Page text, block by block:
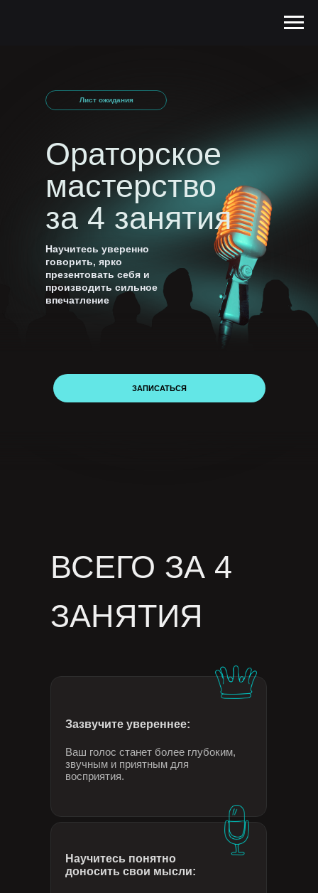
Ораторское
мастерство
за 4 занятия
Научитесь уверенно
говорить, ярко
презентовать себя и
производить сильное
впечатление
ЗАПИСАТЬСЯ
Лист ожидания
ВСЕГО ЗА 4
ЗАНЯТИЯ
Научитесь понятно
доносить свои мысли:
Зазвучите увереннее:
Ваш голос станет более глубоким,
звучным и приятным для
восприятия.